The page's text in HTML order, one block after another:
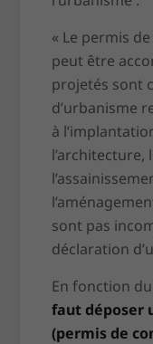
« Le permis
peut être
projetés sont
d’urbanisme
à
l’architecture,
sont pas
déclaration
En fonction
faut déposer
(permis de